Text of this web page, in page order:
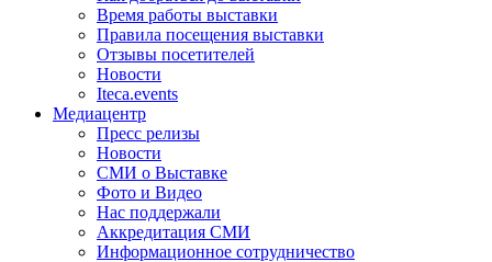
Время работы выставки
Правила посещения выставки
Отзывы посетителей
Новости
Iteca.events
Медиацентр
Пресс релизы
Новости
СМИ о Выставке
Фото и Видео
Нас поддержали
Аккредитация СМИ
Информационное сотрудничество